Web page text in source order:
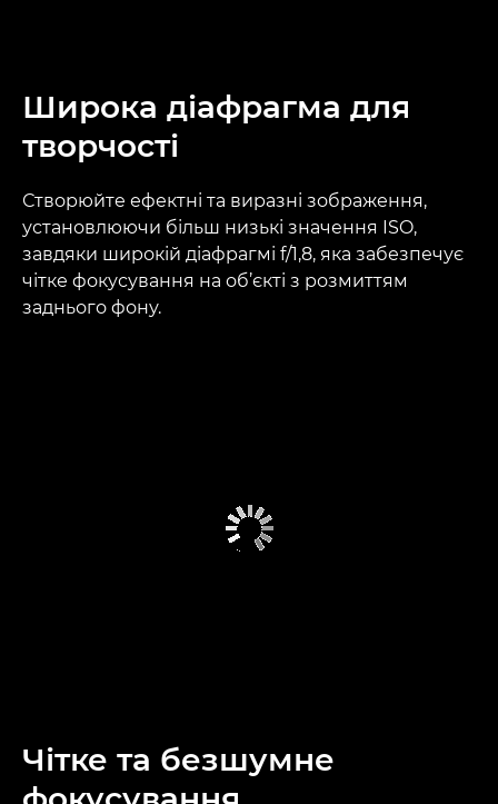
Широка діафрагма для
творчості
Створюйте ефектні та виразні зображення,
установлюючи більш низькі значення ISO,
завдяки широкій діафрагмі f/1,8, яка забезпечує
чітке фокусування на об’єкті з розмиттям
заднього фону.
Чітке та безшумне